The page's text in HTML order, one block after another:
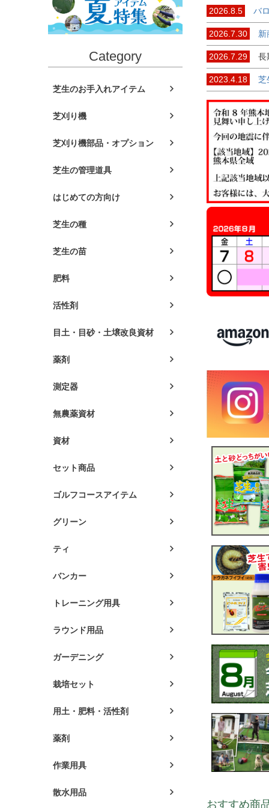
Category
芝生のお手入れアイテム
芝刈り機
芝刈り機部品・オプション
芝生の管理道具
はじめての方向け
芝生の種
芝生の苗
肥料
活性剤
目土・目砂・土壌改良資材
薬剤
測定器
無農薬資材
資材
セット商品
ゴルフコースアイテム
グリーン
ティ
バンカー
トレーニング用具
ラウンド用品
ガーデニング
栽培セット
用土・肥料・活性剤
薬剤
作業用具
散水用品
2026.8.5 バロ
2026.7.30 新
2026.7.29 長
2023.4.18 芝
おすすめ商